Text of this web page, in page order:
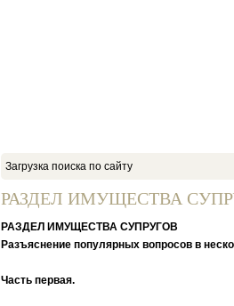
Загрузка поиска по сайту
РАЗДЕЛ ИМУЩЕСТВА
РАЗДЕЛ ИМУЩЕСТВА СУПРУГОВ
Разъяснение популярных вопросов в
Часть первая.